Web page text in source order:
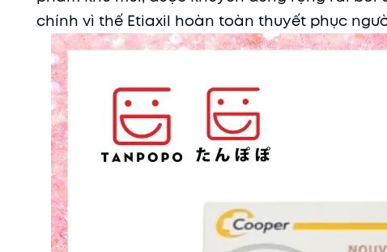
chính vì thế Etiaxil hoàn toàn thuyết phục